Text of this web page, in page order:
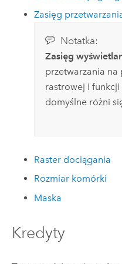
Zasięg
Notatka:
Zasięg
przetwarzania na
rastrowej i
domyślne różni
Raster dociągania
Rozmiar komórki
Maska
Kredyty